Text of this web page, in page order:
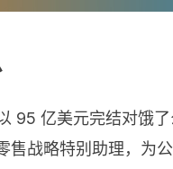
95 亿美元完结对饿
战略特别助理，为